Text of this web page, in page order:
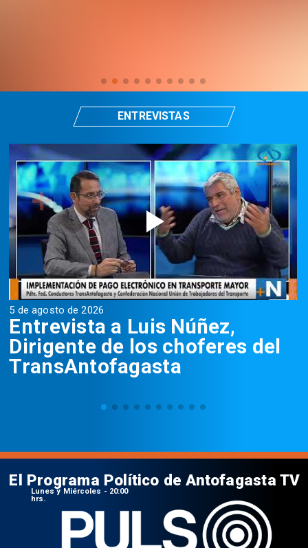
5 de agosto de 2026
Entrevista a Luis Núñez,
Dirigente de los choferes del
TransAntofagasta
ENTREVISTAS
El Programa Político de Antofagasta TV
Lunes y Miércoles - 20:00
hrs.